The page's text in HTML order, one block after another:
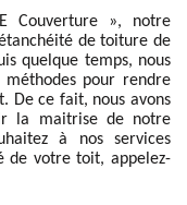
Couverture », notre
de toiture de
quelque temps, nous
pour rendre
De ce fait, nous avons
la maitrise de notre
à nos services
de votre toit, appelez-